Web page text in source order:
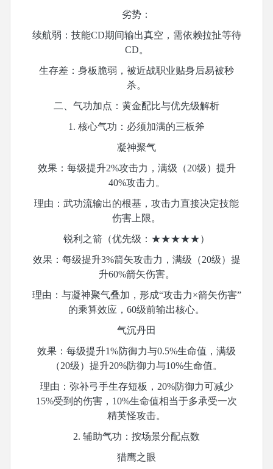
劣势：
续航弱：技能CD期间输出真空，需依赖拉扯等待
CD。
生存差：身板脆弱，被近战职业贴身后易被秒
杀。
二、气功加点：黄金配比与优先级解析
1. 核心气功：必须加满的三板斧
凝神聚气
效果：每级提升2%攻击力，满级（20级）提升
40%攻击力。
理由：武功流输出的根基，攻击力直接决定技能
伤害上限。
锐利之箭（优先级： ★★★★★）
效果：每级提升3%箭矢攻击力，满级（20级）提
升60%箭矢伤害。
理由：与凝神聚气叠加，形成“攻击力×箭矢伤害”
的乘算效应，60级前输出核心。
气沉丹田
效果：每级提升1%防御力与0.5%生命值，满级
（20级）提升20%防御力与10%生命值。
理由：弥补弓手生存短板， 20%防御力可减少
15%受到的伤害，10%生命值相当于多承受一次
精英怪攻击。
2. 辅助气功：按场景分配点数
猎鹰之眼